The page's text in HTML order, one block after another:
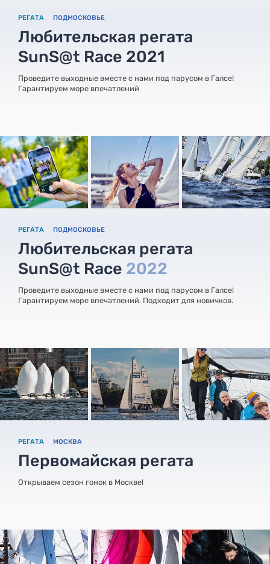
РЕГАТА ПОДМОСКОВЬЕ
Любительская регата
SunS@t Race 2021
Проведите выходные вместе с нами под парусом в Галсе!
Гарантируем море впечатлений
РЕГАТА ПОДМОСКОВЬЕ
Любительская регата
SunS@t Race 2022
Проведите выходные вместе с нами под парусом в Галсе!
Гарантируем море впечатлений. Подходит для новичков.
РЕГАТА МОСКВА
Первомайская регата
Открываем сезон гонок в Москве!